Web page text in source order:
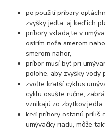
po použití príbory
zvyšky jedla, aj keď ich
príbory vkladajte v
ostrím noža smerom
smerom nahor,
príbor musí byť pri
polohe, aby zvyšky vody
zvoľte kratší cyklus
cyklu osušte ručne,
vznikajú zo zbytkov
keď príbory ostanú príliš
umývačky riadu, môže